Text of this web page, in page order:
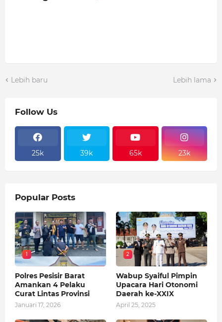
Lebih baru Lebih lama
Follow Us
25k 39k 65k 23k
Popular Posts
1
Polres Pesisir Barat
Amankan 4 Pelaku
Curat Lintas Provinsi
Januari 17, 2026
2
Wabup Syaiful Pimpin
Upacara Hari Otonomi
Daerah ke-XXIX
April 25, 2025